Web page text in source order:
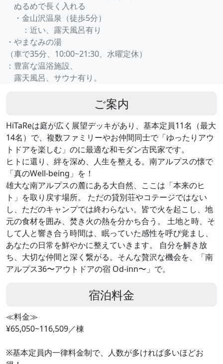
ぬるめで長く入れる
・金山沢温泉（徒歩5分）
：近い、露天風呂有り
・やまなみの湯
（車で35分、10:00~21:30、水曜定休）
：豊富な温浴施設、
露天風呂、サウナ有り。
ご案内
HiTaReは庭が広く展望デッキがあり、基本定員11名（最大
14名）で、複数ファミリーやお仲間同士で「ゆったりアウ
トドアを楽しむ」のに最適な和モダン古民家です。
ヒトに還り、絆を深め、人生を整える。南アルプスの懐で
「真のWell-being」を！
雄大な南アルプスの麓にある大自然、ここは「本来のヒ
ト」を取り戻す場所。 ただの貸別荘やコテージではない
し、ただのキャンプでは終わらない。皆で火を起こし、地
元の食材を囲み、焚き火の熱を分かち合う。 土地と時、そ
して人と響き合う時間は、眠っていた感性を呼び覚まし、
あなたの日常を鮮やかに整えていきます。 自分を解き放
ち、大切な仲間と深く繋がる。そんな贅沢な機会を、「南
アルプス36〜アウトドアの宿 Od-inn〜」で。
宿泊料金
≪料金≫
¥65,050~116,509／棟
※基本定員内一律料金制で、人数が多ければ多いほどお